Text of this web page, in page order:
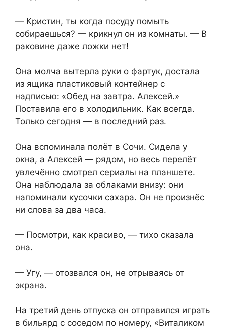
— Кристин, ты когда посуду помыть
собираешься? — крикнул он из комнаты. — В
раковине даже ложки нет!
Она молча вытерла руки о фартук, достала
из ящика пластиковый контейнер с
надписью: «Обед на завтра. Алексей.»
Поставила его в холодильник. Как всегда.
Только сегодня — в последний раз.
Она вспоминала полёт в Сочи. Сидела у
окна, а Алексей — рядом, но весь перелёт
увлечённо смотрел сериалы на планшете.
Она наблюдала за облаками внизу: они
напоминали кусочки сахара. Он не произнёс
ни слова за два часа.
— Посмотри, как красиво, — тихо сказала
она.
— Угу, — отозвался он, не отрываясь от
экрана.
На третий день отпуска он отправился играть
в бильярд с соседом по номеру, «Виталиком